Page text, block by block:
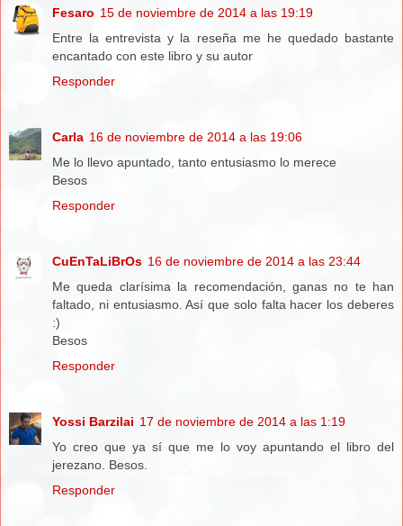
Fesaro 15 de noviembre de 2014 a las 19:19
Entre la entrevista y la reseña me he quedado bastante
encantado con este libro y su autor
Responder
Carla 16 de noviembre de 2014 a las 19:06
Me lo llevo apuntado, tanto entusiasmo lo merece
Besos
Responder
CuEnTaLiBrOs 16 de noviembre de 2014 a las 23:44
Me queda clarísima la recomendación, ganas no te han
faltado, ni entusiasmo. Así que solo falta hacer los deberes
:)
Besos
Responder
Yossi Barzilai 17 de noviembre de 2014 a las 1:19
Yo creo que ya sí que me lo voy apuntando el libro del
jerezano. Besos.
Responder